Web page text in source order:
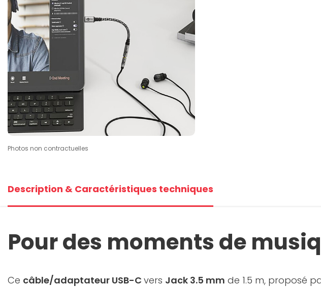
Photos non contractuelles
Description & Caractéristiques techniques
Pour des moments de
Ce câble/adaptateur USB-C vers Jack 3.5 mm de 1.5 m, proposé